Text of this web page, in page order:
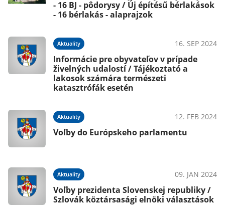
- 16 BJ - pôdorysy / Új építésű bérlakások
- 16 bérlakás - alaprajzok
Aktuality 16. SEP 2024
Informácie pre obyvateľov v prípade
živelných udalostí / Tájékoztató a
lakosok számára természeti
katasztrófák esetén
Aktuality 12. FEB 2024
Voľby do Európskeho parlamentu
Aktuality 09. JAN 2024
Voľby prezidenta Slovenskej republiky /
Szlovák köztársasági elnöki választások